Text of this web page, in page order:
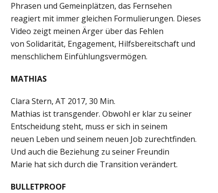
Phrasen und Gemeinplätzen, das Fernsehen
reagiert mit immer gleichen Formulierungen. Dieses
Video zeigt meinen Ärger über das Fehlen
von Solidarität, Engagement, Hilfsbereitschaft und
menschlichem Einfühlungsvermögen.
MATHIAS
Clara Stern, AT 2017, 30 Min.
Mathias ist transgender. Obwohl er klar zu seiner
Entscheidung steht, muss er sich in seinem
neuen Leben und seinem neuen Job zurechtfinden.
Und auch die Beziehung zu seiner Freundin
Marie hat sich durch die Transition verändert.
BULLETPROOF